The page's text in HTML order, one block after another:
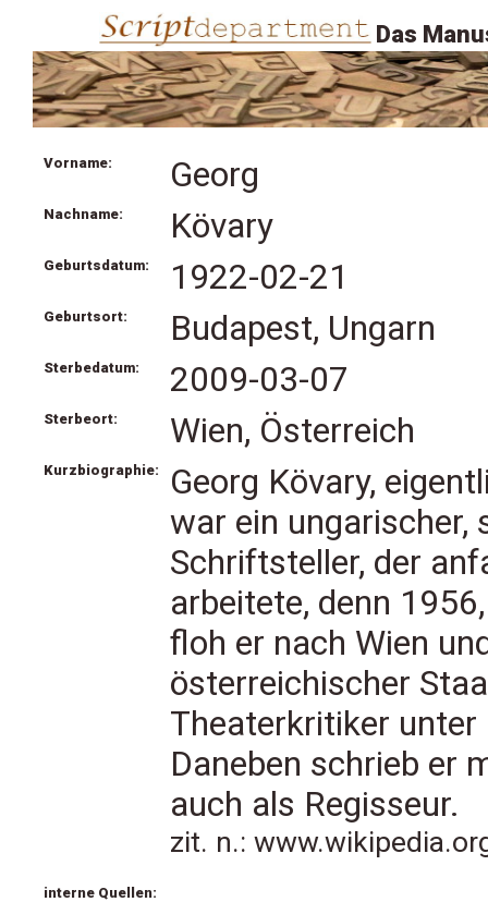
Das
Vorname: Georg
Nachname: Kövary
Geburtsdatum: 1922-02-21
Geburtsort: Budapest, Ungarn
Sterbedatum: 2009-03-07
Sterbeort: Wien, Österreich
Kurzbiographie:
Georg Kövary,
war ein ungarischer,
Schriftsteller, der
arbeitete, denn
floh er nach Wien
österreichischer
Theaterkritiker unter
Daneben schrieb er
auch als Regisseur.
zit. n.:
interne Quellen: